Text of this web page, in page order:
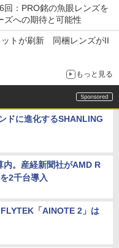
：PRO銘の魚眼レンズを
ズへの期待と可能性
ットが刷新 同梱レンズがII
もっと見る
ドに進化するSHANLING
内。産経新聞社がAMD R
2千台導入
「AINOTE 2」は